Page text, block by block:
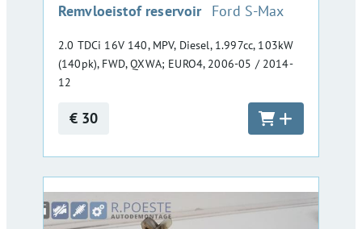
Remvloeistof reservoir :Ford S-Max
2.0 TDCi 16V 140, MPV, Diesel, 1.997cc, 103kW
(140pk), FWD, QXWA; EURO4, 2006-05 / 2014-
12
€ 30